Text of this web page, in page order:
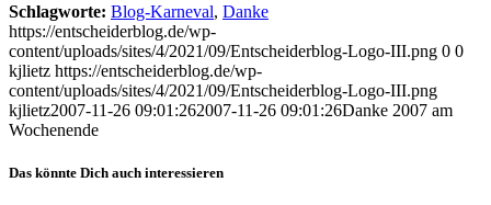
Schlagworte: Blog-Karneval, Danke
https://entscheiderblog.de/wp-
content/uploads/sites/4/2021/09/Entscheiderblog-Logo-III.png 0 0
kjlietz https://entscheiderblog.de/wp-
content/uploads/sites/4/2021/09/Entscheiderblog-Logo-III.png
kjlietz2007-11-26 09:01:262007-11-26 09:01:26Danke 2007 am
Wochenende
Das könnte Dich auch interessieren